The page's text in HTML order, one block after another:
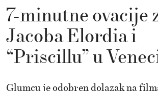
7-minutne ovacije
Jacoba Elordia i
“Priscillu” u
Glumcu je odobren dolazak na